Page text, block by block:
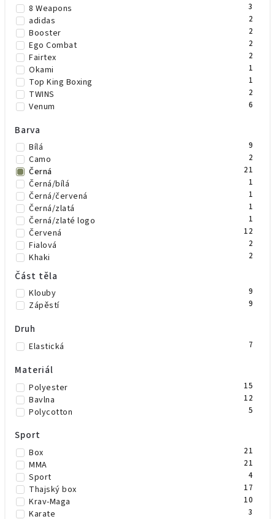
8 Weapons 3
adidas 2
Booster 2
Ego Combat 2
Fairtex 2
Okami 1
Top King Boxing 1
TWINS 2
Venum 6
Barva
Bílá 9
Camo 2
Černá 21
Černá/bílá 1
Černá/červená 1
Černá/zlatá 1
Černá/zlaté logo 1
Červená 12
Fialová 2
Khaki 2
Modrá
Neonově zelená
Neonově žlutá 4
Oranžová 4
Šedá
Trikolora 1
Zelená/černá
Maskáč 2
Béžová 2
Vínová 2
Mint
Olivově zelená
Část těla
Klouby 9
Zápěstí 9
Druh
Elastická 7
Materiál
Polyester 15
Bavlna 12
Polycotton 5
Sport
Box 21
MMA 21
Sport 4
Thajský box 17
Krav-Maga 10
Karate 3